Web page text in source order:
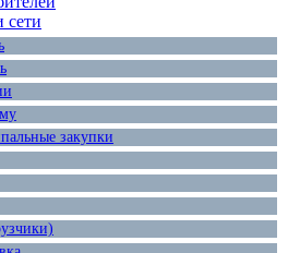
сети
закупки